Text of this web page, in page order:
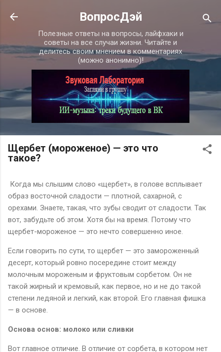
К основному контенту
ВопросДэй
Полезные ответы на вопросы, лайфхаки и
советы на все случаи жизни. Читайте и
делитесь своим мнением в комментариях
(можно анонимно)!
Щербет (мороженое) — это что
такое?
Когда мы слышим слово «щербет», в голове всплывает
образ восточной сладости — плотной, сахарной, с
орехами. Знаете, такая, что зубы сводит от сладости. Так
вот, забудьте об этом. Хотя бы на время. Потому что
щербет-мороженое — это нечто совершенно иное.
Если говорить по сути, то щербет — это замороженный
десерт, который ровно посередине стоит между
молочным мороженым и фруктовым сорбетом. Он не
такой жирный и кремовый, как первое, но и не до такой
степени ледяной и легкий, как второй. Его главная фишка
— в основе.
Основа основ: молоко или сливки
Вот главное отличие. В отличие от сорбета, в котором нет